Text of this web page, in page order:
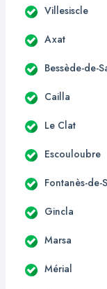
Villesiscle
Axat
Bessède-de-
Cailla
Le Clat
Escouloubre
Fontanès-de-
Gincla
Marsa
Mérial